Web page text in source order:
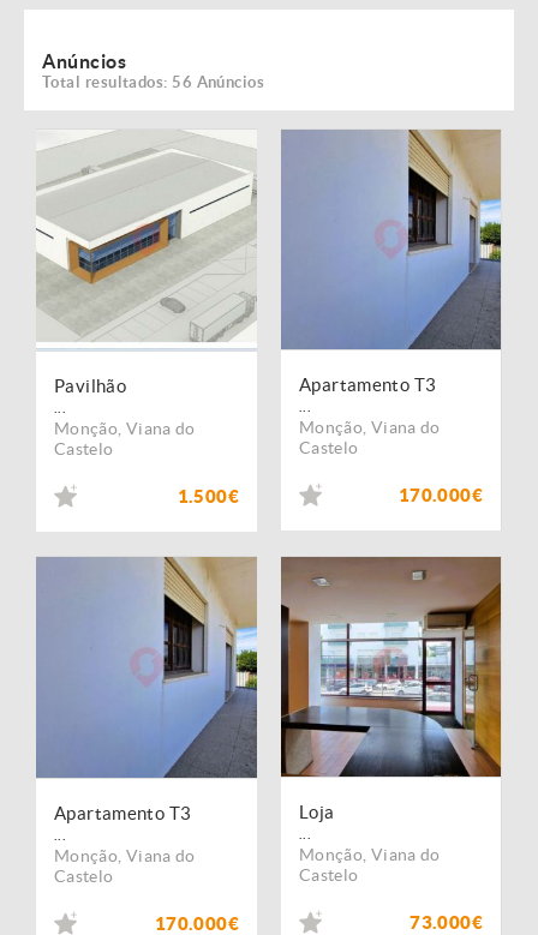
Anúncios
Total resultados: 56 Anúncios
Pavilhão
Monção Viana do
Castelo
1.500€
Apartamento T3
Monção Viana do
Castelo
170.000€
Apartamento T3
Monção Viana do
Castelo
170.000€
Loja
Monção Viana do
Castelo
73.000€